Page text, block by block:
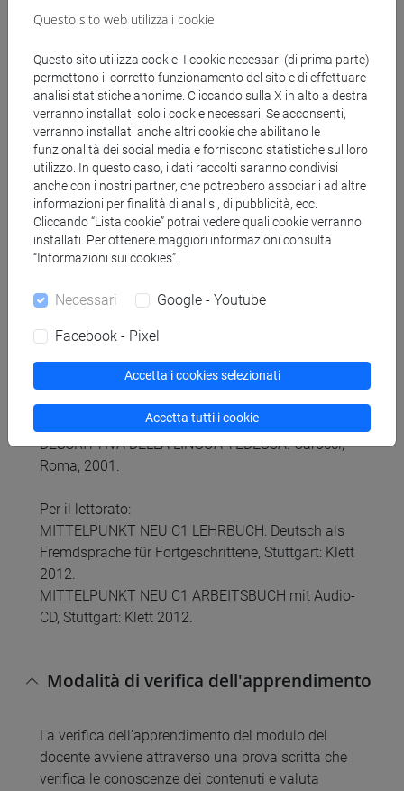
Leggere, comprendere e riassumere testi letterari e
giornalistici su temi attuali.
Testi di riferimento
Per il modulo del docente:
Wöllstein, Angelika/Dudenredaktion (a cura di), DIE
GRAMMATIK. STRUKTUR UND VERWENDUNG DER
WÖRTER (= Duden vol. 4). Dudenverlag, Berlino,
Lettura opzionale aggiuntiva:
Cardinaletti, Anna/Giusti, Giuliana, PROBLEMI DI
SINTASSI TEDESCA. Unipress, Padova, 1996.
Saibene, Maria Grazia, GRAMMATICA
DESCRITTIVA DELLA LINGUA TEDESCA. Carocci,
Roma, 2001.
Per il lettorato:
MITTELPUNKT NEU C1 LEHRBUCH: Deutsch als
Fremdsprache für Fortgeschrittene, Stuttgart: Klett
2012.
MITTELPUNKT NEU C1 ARBEITSBUCH mit Audio-
CD, Stuttgart: Klett 2012.
Modalità di verifica dell'apprendimento
La verifica dell'apprendimento del modulo del
docente avviene attraverso una prova scritta che
verifica le conoscenze dei contenuti e valuta
Questo sito web utilizza i cookie
Questo sito utilizza cookie. I cookie necessari (di prima parte)
permettono il corretto funzionamento del sito e di effettuare
analisi statistiche anonime. Cliccando sulla X in alto a destra
verranno installati solo i cookie necessari. Se acconsenti,
verranno installati anche altri cookie che abilitano le
funzionalità dei social media e forniscono statistiche sul loro
utilizzo. In questo caso, i dati raccolti saranno condivisi
anche con i nostri partner, che potrebbero associarli ad altre
informazioni per finalità di analisi, di pubblicità, ecc.
Cliccando “Lista cookie” potrai vedere quali cookie verranno
installati. Per ottenere maggiori informazioni consulta
“Informazioni sui cookies”.
Necessari Google - Youtube
Facebook - Pixel
Accetta i cookies selezionati
Accetta tutti i cookie